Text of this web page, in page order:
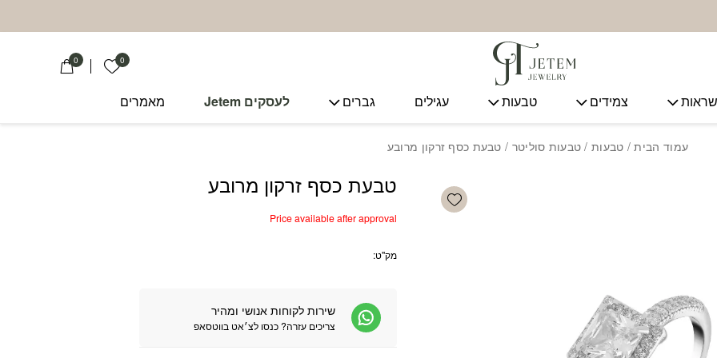
0 הרשימה שלי
0
צמידים טבעות עגילים גברים לעסקים Jetem מאמרים
עמוד הבית/ טבעות/ טבעות סוליטר / טבעת כסף זרקון מרובע
טבעת כסף זרקון מרובע
Price available after approval
מק"ט:
שירות לקוחות אנושי ומהיר
צריכים עזרה? כנסו לצ׳אט בווטסאפ
Add wishlist